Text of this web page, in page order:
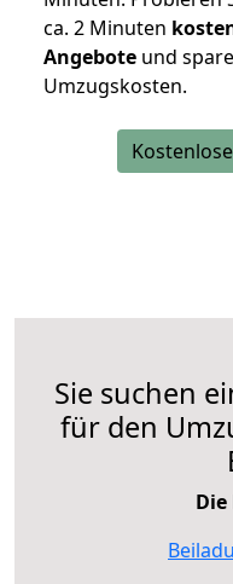
ca. 2 Minuten
Angebote und
Umzugskosten.
Sie suchen
für den